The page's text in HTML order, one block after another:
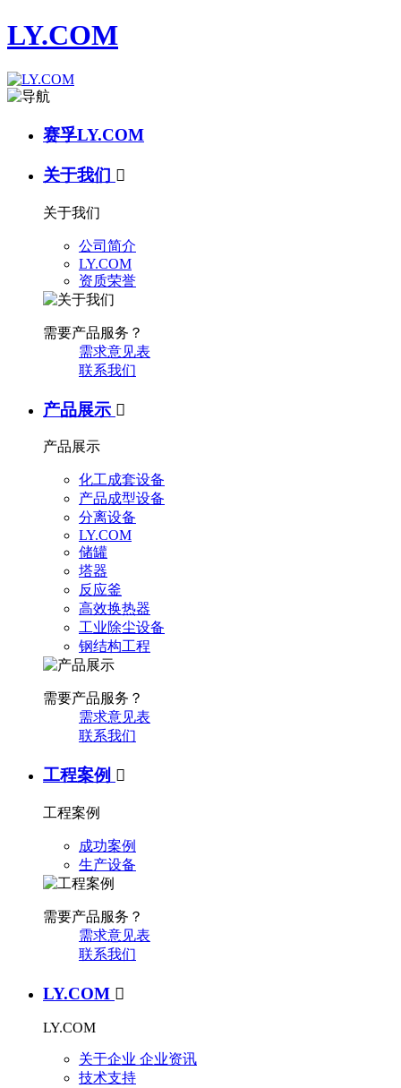
LY.COM
赛孚LY.COM
关于我们 
关于我们
公司简介
LY.COM
资质荣誉
需要产品服务？
需求意见表
联系我们
产品展示 
产品展示
化工成套设备
产品成型设备
分离设备
LY.COM
储罐
塔器
反应釜
高效换热器
工业除尘设备
钢结构工程
需要产品服务？
需求意见表
联系我们
工程案例 
工程案例
成功案例
生产设备
需要产品服务？
需求意见表
联系我们
LY.COM 
LY.COM
关于企业 企业资讯
技术支持